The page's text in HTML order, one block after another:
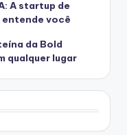
A startup de
entende você
da Bold
qualquer lugar